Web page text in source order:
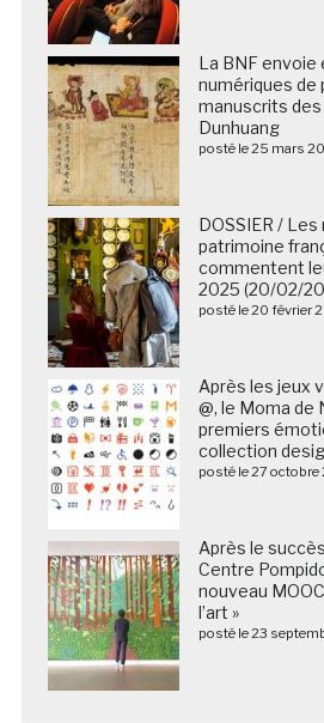
La BNF envoie
numériques de
manuscrits
Dunhuang
posté le 25 mars
DOSSIER /
patrimoine
commentent
2025 (20/02/
posté le 20 février
Après les jeux
@, le Moma de
premiers
collection
posté le 27 octobre
Après le
Centre
nouveau
l’art »
posté le 23